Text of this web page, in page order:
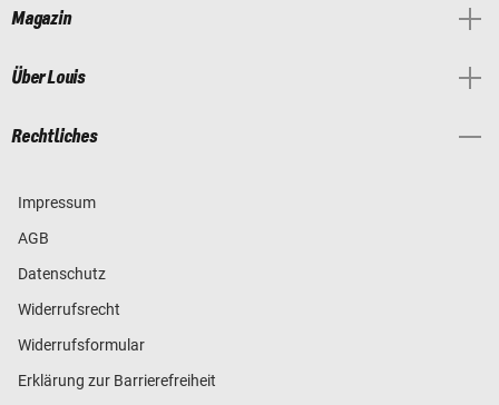
Magazin
Über Louis
Rechtliches
Impressum
AGB
Datenschutz
Widerrufsrecht
Widerrufsformular
Erklärung zur Barrierefreiheit